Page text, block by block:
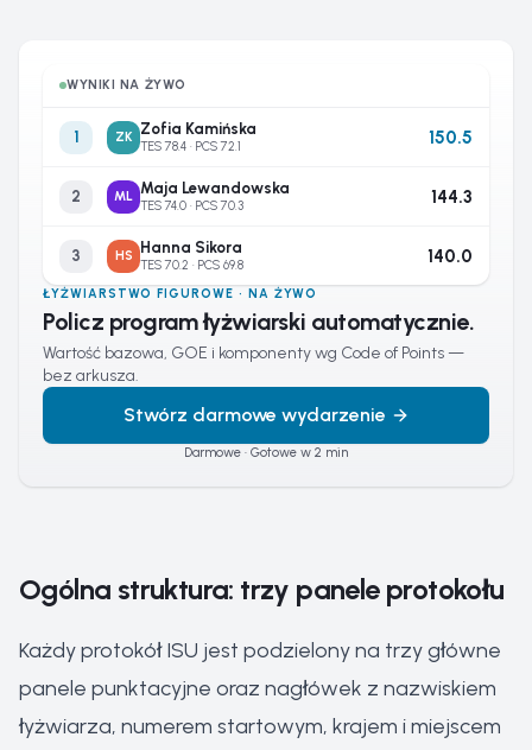
WYNIKI NA ŻYWO
1 ZK Zofia Kamińska
TES 78.4 · PCS 72.1 150.5
2 ML Maja Lewandowska
TES 74.0 · PCS 70.3 144.3
3 HS Hanna Sikora
TES 70.2 · PCS 69.8 140.0
ŁYŻWIARSTWO FIGUROWE · NA ŻYWO
Policz program łyżwiarski automatycznie.
Wartość bazowa, GOE i komponenty wg Code of Points —
bez arkusza.
Stwórz darmowe wydarzenie
Darmowe · Gotowe w 2 min
Ogólna struktura: trzy panele protokołu
Każdy protokół ISU jest podzielony na trzy główne
panele punktacyjne oraz nagłówek z nazwiskiem
łyżwiarza, numerem startowym, krajem i miejscem